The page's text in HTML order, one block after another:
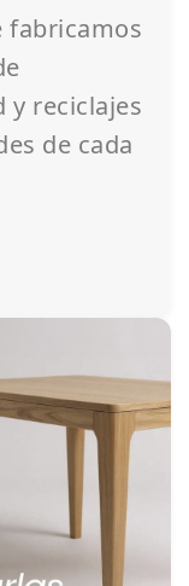
fabricamos
y reciclajes
de cada